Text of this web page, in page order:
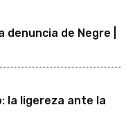
de Negre |
la ligereza ante la